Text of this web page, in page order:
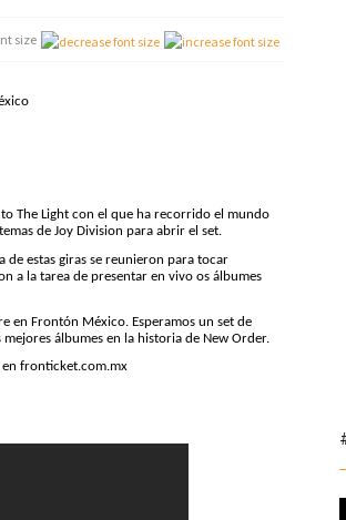
size
The Light con el que ha recorrido el mundo
de Joy Division para abrir el set.
de estas giras se reunieron para tocar
a la tarea de presentar en vivo os álbumes
en Frontón México. Esperamos un set de
álbumes en la historia de New Order.
en fronticket.com.mx